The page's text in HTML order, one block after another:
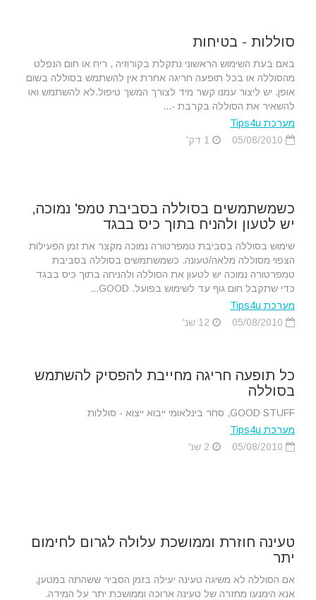
סוללות - בטיחות
באם בעת השימוש הראשוני נתקלת בקורוזיה , ריח או חום הנפלט
מהסוללה או בכל תופעה חריגה אחרת אין להשתמש בסוללה בשום
אופן. יש ליצור עמנו קשר מיד לצורך המשך טיפול.לא להשתמש ואו
להשאיר את הסוללה בקרבת -...
מערכת Tips4u
כשמשתמשים בסוללה בסביבת טמפ' נמוכה,
יש לטעון ולהניח בתוך כיס בבגד
שימוש בסוללה בסביבת טמפרטורה נמוכה מקצר את זמן הפעילות
הצפוי מסוללה מלאה/טעונה. כשמשתמשים בסוללה בסביבת
טמפרטורה נמוכה יש לטעון את הסוללה ולהניחה בתוך כיס בבגד
כדי שתקבל חום גוף עד לשימוש בפועל. GOOD...
מערכת Tips4u
כל תופעה חריגה מחייבת להפסיק להשתמש
בסוללה
GOOD STUFF, סחר בינלאומי ייבוא ייצוא - סוללות
מערכת Tips4u
טעינה חוזרת וממושכת עלולה לגרום לחימום
יתר
אם הסוללה לא משיגה טעינה יעילה בזמן הסביר ששהתה במטען,
אנא הימנעו מחזרה של טעינה ארוכה וממושכת יתר על המידה.